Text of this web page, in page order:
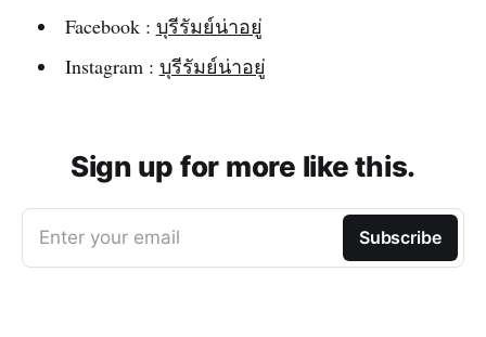
Facebook : บุรีรัมย์น่าอยู่
Instagram : บุรีรัมย์น่าอยู่
Sign up for more like this.
Enter your email Subscribe